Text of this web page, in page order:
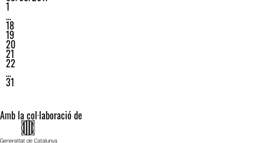
1
…
18
19
20
21
22
…
31
Amb la col·laboració de